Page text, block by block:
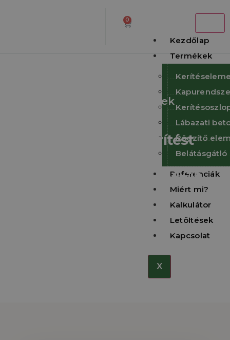
0
Kezdőlap
Termékek
Lábazati
Rögzítő
Belátásgátló
Referenciák
Miért mi?
Kalkulátor
Letöltések
Kapcsolat
X
BOMA Kerítésrendszerek
gondozásmentes kerítést
kompromisszumok nélkül!
A BOMA Kerítésrendszer egy tartós, komplett
megoldás mindazok számára, akik modern, ár-érték
arányban kiemelkedő kerítést szeretnének